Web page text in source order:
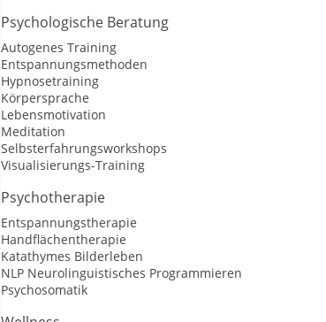
Psychologische Beratung
Autogenes Training
Entspannungsmethoden
Hypnosetraining
Körpersprache
Lebensmotivation
Meditation
Selbsterfahrungsworkshops
Visualisierungs-Training
Psychotherapie
Entspannungstherapie
Handflächentherapie
Katathymes Bilderleben
NLP Neurolinguistisches Programmieren
Psychosomatik